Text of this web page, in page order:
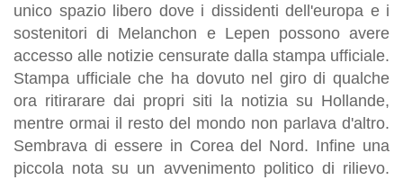
unico spazio libero dove i dissidenti dell'europa e i
sostenitori di Melanchon e Lepen possono avere
accesso alle notizie censurate dalla stampa ufficiale.
Stampa ufficiale che ha dovuto nel giro di qualche
ora ritirarare dai propri siti la notizia su Hollande,
mentre ormai il resto del mondo non parlava d'altro.
Sembrava di essere in Corea del Nord. Infine una
piccola nota su un avvenimento politico di rilievo.